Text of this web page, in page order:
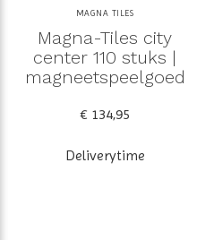
MAGNA TILES
Magna-Tiles city
center 110 stuks |
magneetspeelgoed
€ 134,95
Deliverytime